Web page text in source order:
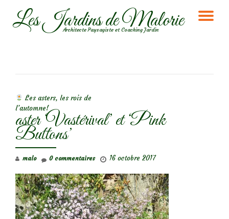
AllerLes Jardins de Malorie
Architecte Paysagiste et Coaching Jardin
Les asters, les rois de
l’automne!
aster ‘Vastérival’ et ‘Pink
Buttons’
malo 16 octobre 2017
0 commentaires